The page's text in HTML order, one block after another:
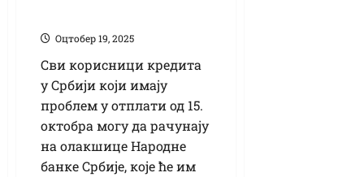
Оцтобер 19, 2025
Сви корисници кредита
у Србији који имају
проблем у отплати од 15.
октобра могу да рачунају
на олакшице Народне
банке Србије, које ће им